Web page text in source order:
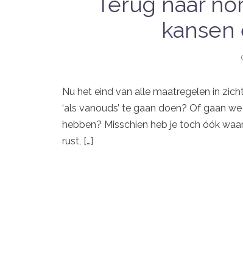
Nu het eind van alle maatregelen in
‘als vanouds’ te gaan doen? Of gaan
hebben? Misschien heb je toch óók
rust, […]